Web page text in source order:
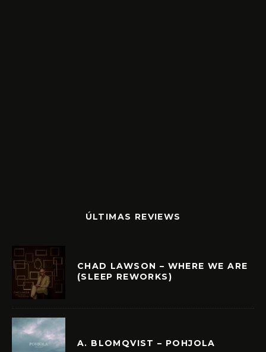
ÚLTIMAS REVIEWS
CHAD LAWSON – WHERE WE ARE
(SLEEP REWORKS)
A. BLOMQVIST – POHJOLA